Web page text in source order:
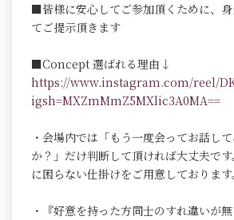
■皆様に安心してご参加頂くために、
てご提示頂きます
■Concept 選ばれる理由↓
https://www.instagram.com/reel/
igsh=MXZmMmZ5MXlic3A0MA==
・会場内では「もう一度会ってお話し
か？」だけ判断して頂ければ大丈夫で
に困らない仕掛けをご用意しております
・『好意を持った方同士のすれ違いが